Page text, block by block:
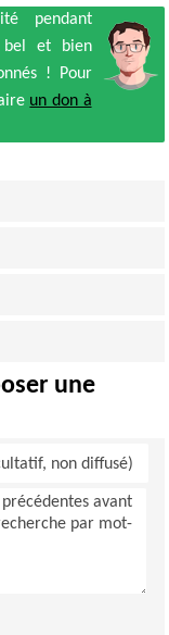
pendant
bel et bien
! Pour
un don à
une